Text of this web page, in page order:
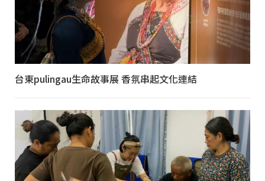
台東pulingau生命故事展 香氛串起文化連結